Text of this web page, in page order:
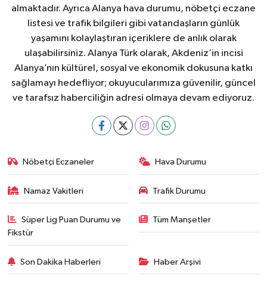
almaktadır. Ayrıca Alanya hava durumu, nöbetçi eczane
listesi ve trafik bilgileri gibi vatandaşların günlük
yaşamını kolaylaştıran içeriklere de anlık olarak
ulaşabilirsiniz. Alanya Türk olarak, Akdeniz’in incisi
Alanya’nın kültürel, sosyal ve ekonomik dokusuna katkı
sağlamayı hedefliyor; okuyucularımıza güvenilir, güncel
ve tarafsız haberciliğin adresi olmaya devam ediyoruz.
Nöbetçi Eczaneler Hava Durumu
Namaz Vakitleri Trafik Durumu
Süper Lig Puan Durumu ve
Fikstür
Tüm Manşetler
Son Dakika Haberleri Haber Arşivi